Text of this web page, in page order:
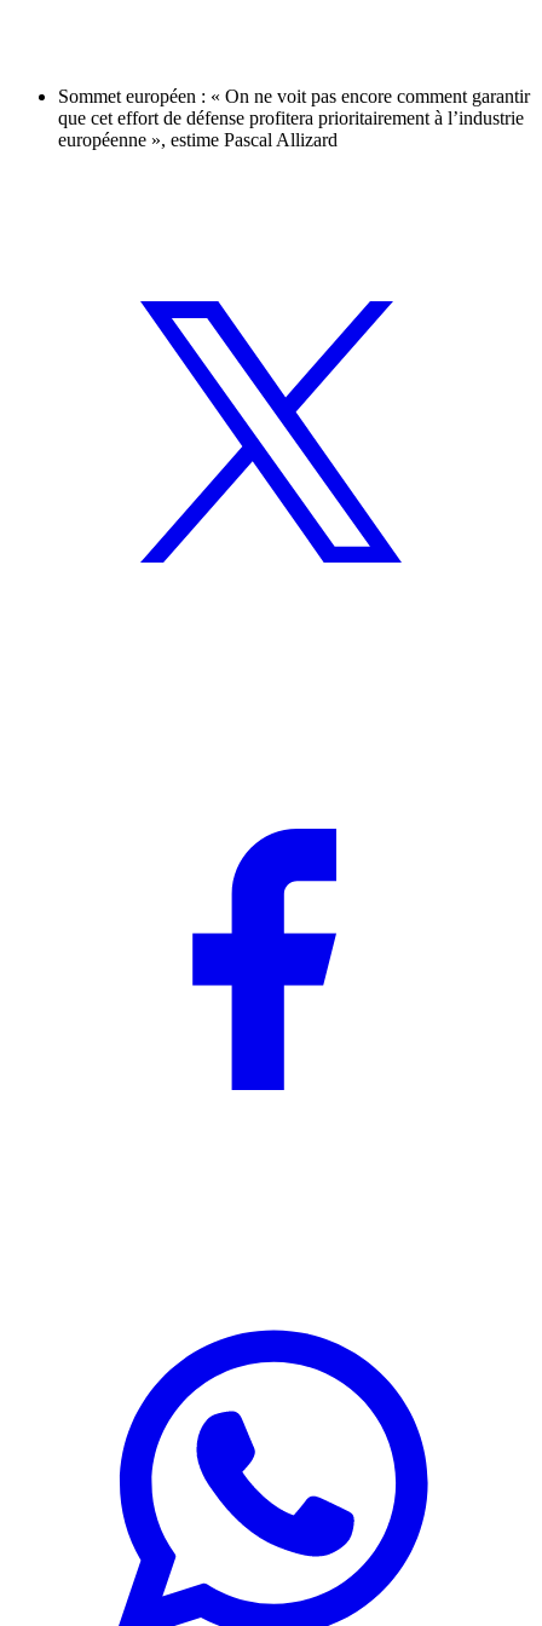
Sommet européen : « On ne voit pas encore comment garantir
que cet effort de défense profitera prioritairement à l’industrie
européenne », estime Pascal Allizard